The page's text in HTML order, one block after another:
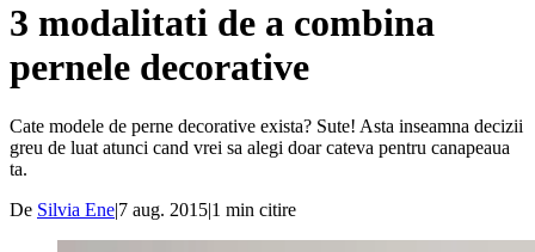
3 modalitati de a combina
pernele decorative
Cate modele de perne decorative exista? Sute! Asta inseamna decizii
greu de luat atunci cand vrei sa alegi doar cateva pentru canapeaua
ta.
De Silvia Ene|7 aug. 2015|1 min citire